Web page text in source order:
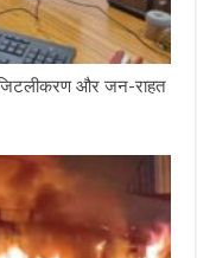
और जन-राहत